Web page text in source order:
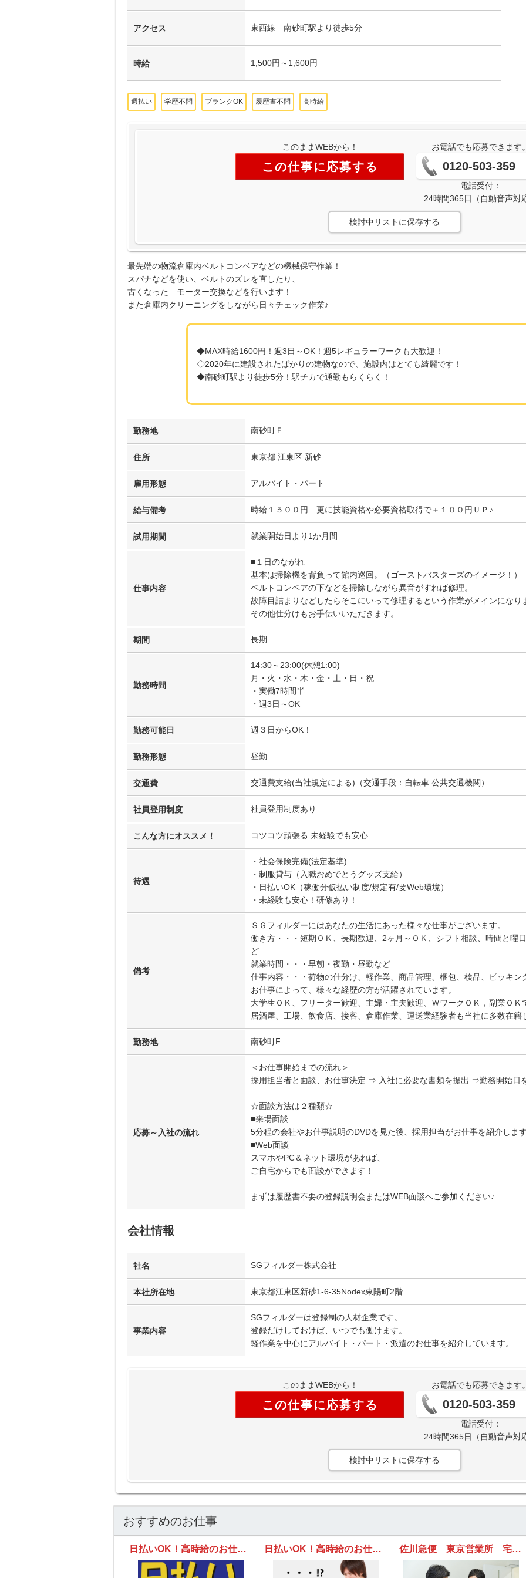
アクセス 東西線 南砂町駅より徒歩5分
時給 1,500円～1,600円
週払い 学歴不問 ブランクOK 履歴書不問 高時給
このままWEBから！
この仕事に応募する
お電話でも応募できます
0120-503-359
電話受付：
24時間365日（自動音声対
検討中リストに保存する
最先端の物流倉庫内ベルトコンベアなどの機械保守作業！
スパナなどを使い、ベルトのズレを直したり、
古くなった モーター交換などを行います！
また倉庫内クリーニングをしながら日々チェック作業♪
◆MAX時給1600円！週3日～OK！週5レギュラーワークも大歓迎！
◇2020年に建設されたばかりの建物なので、施設内はとても綺麗です！
◆南砂町駅より徒歩5分！駅チカで通勤もらくらく！
勤務地 南砂町Ｆ
住所 東京都 江東区 新砂
雇用形態 アルバイト・パート
給与備考 時給１５００円 更に技能資格や必要資格取得で＋１００円ＵＰ♪
試用期間 就業開始日より1か月間
仕事内容
■１日のながれ
基本は掃除機を背負って館内巡回。（ゴーストバスターズのイメージ！）
ベルトコンベアの下などを掃除しながら異音がすれば修理。
故障目詰まりなどしたらそこにいって修理するという作業がメインになり
その他仕分けもお手伝いいただきます。
期間 長期
勤務時間
14:30～23:00(休憩1:00)
月・火・水・木・金・土・日・祝
・実働7時間半
・週3日～OK
勤務可能日 週３日からOK！
勤務形態 昼勤
交通費 交通費支給(当社規定による)（交通手段：自転車 公共交通機関）
社員登用制度 社員登用制度あり
こんな方にオススメ！ コツコツ頑張る 未経験でも安心
待遇
・社会保険完備(法定基準)
・制服貸与（入職おめでとうグッズ支給）
・日払いOK（稼働分仮払い制度/規定有/要Web環境）
・未経験も安心！研修あり！
備考
ＳＧフィルダーにはあなたの生活にあった様々な仕事がございます。
働き方・・・短期ＯＫ、長期歓迎、2ヶ月～ＯＫ、シフト相談、時間と曜
ど
就業時間・・・早朝・夜勤・昼勤など
仕事内容・・・荷物の仕分け、軽作業、商品管理、梱包、検品、ピッキン
お仕事によって、様々な経歴の方が活躍されています。
大学生ＯＫ、フリーター歓迎、主婦・主夫歓迎、ＷワークＯＫ，副業ＯＫ
居酒屋、工場、飲食店、接客、倉庫作業、運送業経験者も当社に多数在籍
勤務地 南砂町F
応募～入社の流れ
＜お仕事開始までの流れ＞
採用担当者と面談、お仕事決定 ⇒ 入社に必要な書類を提出 ⇒勤務開始日
☆面談方法は２種類☆
■来場面談
5分程の会社やお仕事説明のDVDを見た後、採用担当がお仕事を紹介しま
■Web面談
スマホやPC＆ネット環境があれば、
ご自宅からでも面談ができます！
まずは履歴書不要の登録説明会またはWEB面談へご参加ください♪
会社情報
社名 SGフィルダー株式会社
本社所在地 東京都江東区新砂1-6-35Nodex東陽町2階
事業内容
SGフィルダーは登録制の人材企業です。
登録だけしておけば、いつでも働けます。
軽作業を中心にアルバイト・パート・派遣のお仕事を紹介しています。
このままWEBから！
この仕事に応募する
お電話でも応募できます
0120-503-359
電話受付：
24時間365日（自動音声対
検討中リストに保存する
おすすめのお仕事
日払いOK！高時給のお仕事多数！あなたにぴったりのお仕事を見つけます！ 日払いOK！高時給のお仕事多数！あなたにぴったりのお仕事を見つけます！ 佐川急便 東京営業所 宅配カウンタースタッフの求人！ホテル・商業施設・預かりセンターなど♪お客様からの感謝が嬉しい！